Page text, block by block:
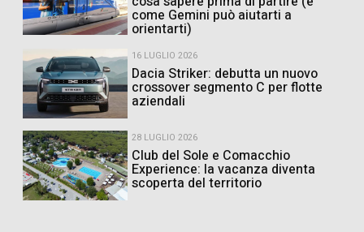
come Gemini può aiutarti a
orientarti)
16 LUGLIO 2026
Dacia Striker: debutta un nuovo
crossover segmento C per flotte
aziendali
28 LUGLIO 2026
Club del Sole e Comacchio
Experience: la vacanza diventa
scoperta del territorio